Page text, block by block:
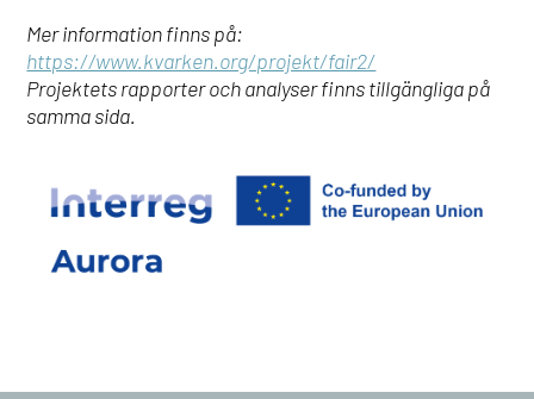
Mer information finns på:
https://www.kvarken.org/projekt/fair2/
Projektets rapporter och analyser finns tillgängliga på
samma sida.